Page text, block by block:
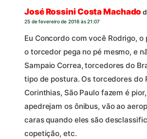
José Rossini Costa Machado
25 de fevereiro de 2016 às 21:07
Eu Concordo com você Rodrigo, o
o torcedor pega no pé mesmo, e
Sampaio Correa, torcedores do
tipo de postura. Os torcedores do
Corinthias, São Paulo fazem é
apedrejam os ônibus, vão ao
caras quando eles são
copetição, etc.